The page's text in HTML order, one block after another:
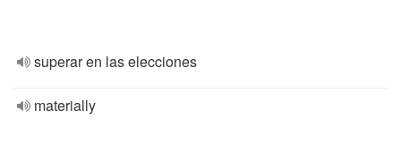
superar en las elecciones
materially